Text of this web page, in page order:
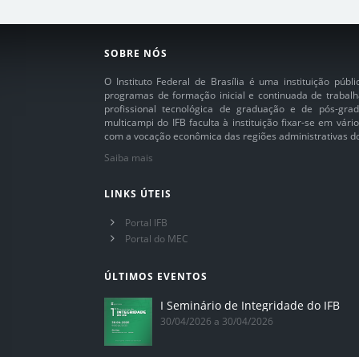
SOBRE NÓS
O Instituto Federal de Brasília é uma instituição
programas de formação inicial e continuada de
profissional tecnológica de graduação e de pós-
multicampi do IFB faculta à instituição fixar-se em
com a vocação econômica das regiões administrativas
Saiba mais
LINKS ÚTEIS
Portal IFB
Portal do MEC
ÚLTIMOS EVENTOS
I Seminário de Integridade do IFB
30/04/2026 a 30/04/2026